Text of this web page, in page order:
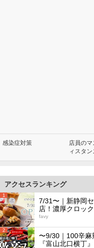
感染症対策
店員の
ィスタ
アクセスランキング
1
7/31〜｜新静岡
店！濃厚クロッ
favy
2
〜9/30｜100辛麻
『富山北口横丁